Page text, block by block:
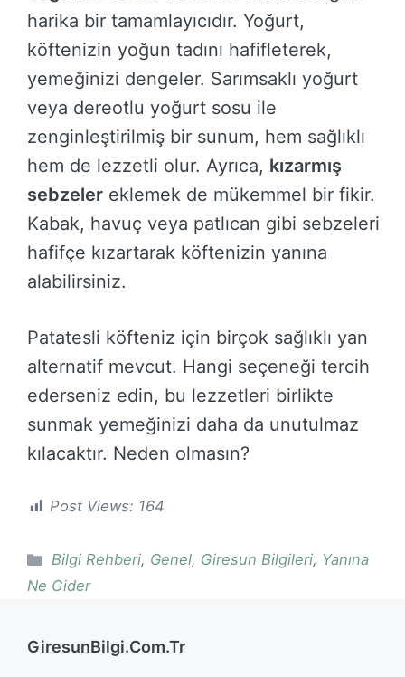
harika bir tamamlayıcıdır. Yoğurt,
köftenizin yoğun tadını hafifleterek,
yemeğinizi dengeler. Sarımsaklı yoğurt
veya dereotlu yoğurt sosu ile
zenginleştirilmiş bir sunum, hem sağlıklı
hem de lezzetli olur. Ayrıca, kızarmış
sebzeler eklemek de mükemmel bir fikir.
Kabak, havuç veya patlıcan gibi sebzeleri
hafifçe kızartarak köftenizin yanına
alabilirsiniz.
Patatesli köfteniz için birçok sağlıklı yan
alternatif mevcut. Hangi seçeneği tercih
ederseniz edin, bu lezzetleri birlikte
sunmak yemeğinizi daha da unutulmaz
kılacaktır. Neden olmasın?
Post Views: 164
Kategoriler
Bilgi Rehberi, Genel, Giresun Bilgileri, Yanına
Ne Gider
GiresunBilgi.Com.Tr